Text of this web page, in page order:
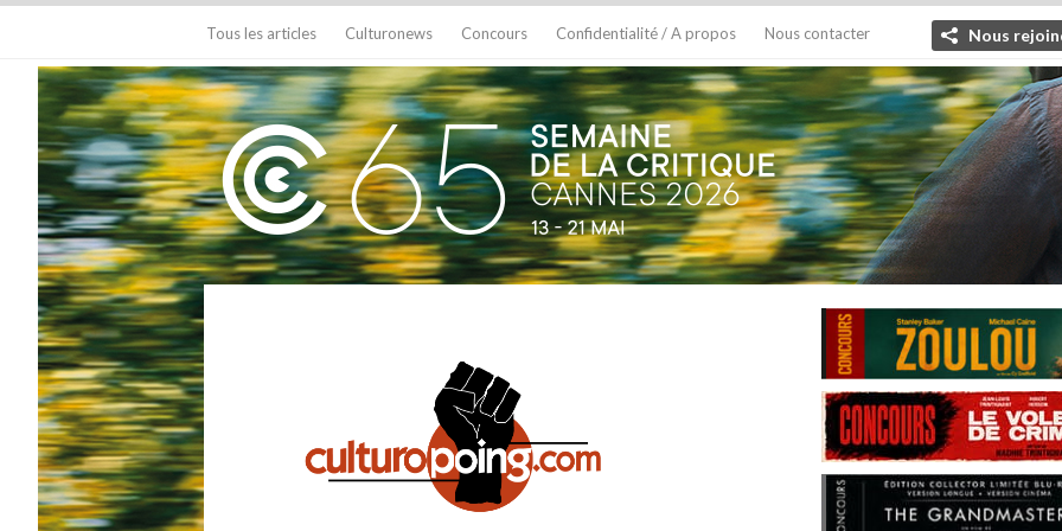
Tous les articles Culturonews Concours Confidentialité / A propos Nous contacter Nous